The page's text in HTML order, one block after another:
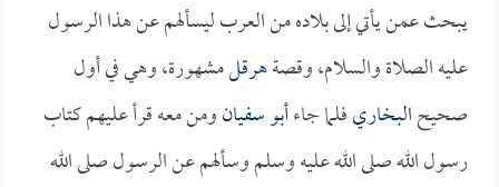
يبحث عمن يأتي إلى بلاده من العرب ليسألهم عن هذا الرسول
عليه الصلاة والسلام، وقصةهرقلمشهورة، وهي في أول
صحيحالبخاريفلما جاءأبو سفيانومن معه قرأ عليهم كتاب
رسول الله صلى الله عليه وسلم وسألهم عن الرسول صلى الله